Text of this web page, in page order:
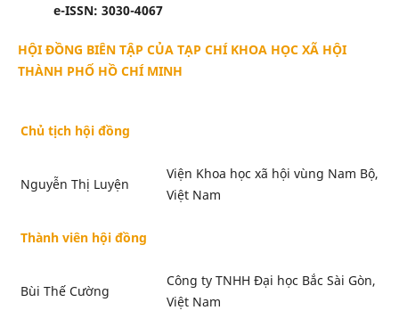
e-ISSN: 3030-4067
HỘI ĐỒNG BIÊN TẬP CỦA TẠP CHÍ KHOA HỌC XÃ HỘI
THÀNH PHỐ HỒ CHÍ MINH
Chủ tịch hội đồng
Nguyễn Thị Luyện
Viện Khoa học xã hội vùng Nam Bộ,
Việt Nam
Thành viên hội đồng
Bùi Thế Cường
Công ty TNHH Đại học Bắc Sài Gòn,
Việt Nam